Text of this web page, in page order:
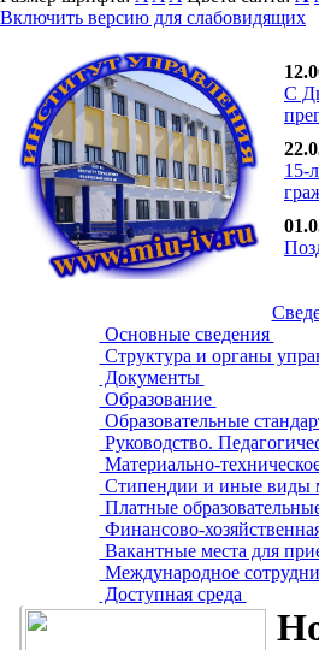
Включить версию для слабовидящих
С
15-
Основные сведения
Структура и органы
Документы
Образование
Образовательные
Руководство.
Материально-
Стипендии и иные виды
Платные
Финансово-
Вакантные места для
Международное
Доступная среда